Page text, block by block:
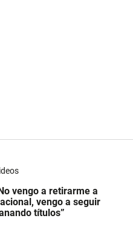
vengo a retirarme a
vengo a seguir
títulos”